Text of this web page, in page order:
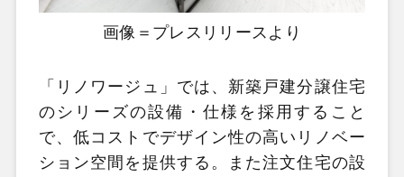
画像＝プレスリリースより
「リノワージュ」では、新築戸建分譲住宅
のシリーズの設備・仕様を採用すること
で、低コストでデザイン性の高いリノベー
ション空間を提供する。また注文住宅の設